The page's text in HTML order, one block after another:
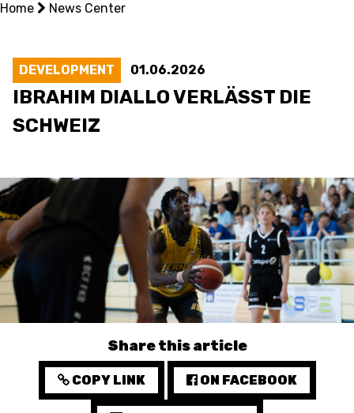
CENTRE NATIONAL
NATIONAL COMPETITIONS
3X3
YOUTH
MINI BASKET
AUSBILDUNG
ROLLSTUHL-BASKETBALL
MOBILIAR BASKETBALL
Home News Center
DEVELOPMENT 01.06.2026
IBRAHIM DIALLO VERLÄSST DIE
SCHWEIZ
Share this article
COPY LINK ON FACEBOOK